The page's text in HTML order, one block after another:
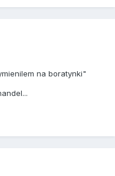
na boratynki"